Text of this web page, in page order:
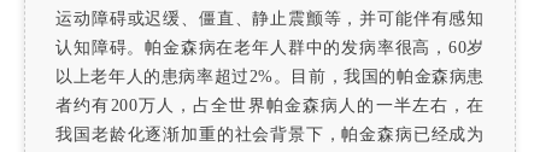
运动障碍或迟缓、僵直、静止震颤等，并可能伴有感知
认知障碍。帕金森病在老年人群中的发病率很高，60岁
以上老年人的患病率超过2%。目前，我国的帕金森病患
者约有200万人，占全世界帕金森病人的一半左右，在
我国老龄化逐渐加重的社会背景下，帕金森病已经成为